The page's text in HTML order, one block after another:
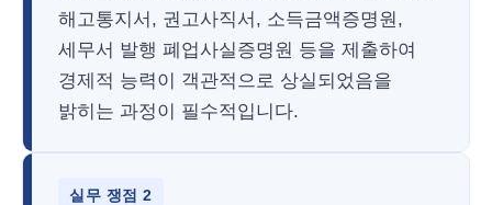
해고통지서, 권고사직서, 소득금액증명원,
세무서 발행 폐업사실증명원 등을 제출하여
경제적 능력이 객관적으로 상실되었음을
밝히는 과정이 필수적입니다.
실무 쟁점 2